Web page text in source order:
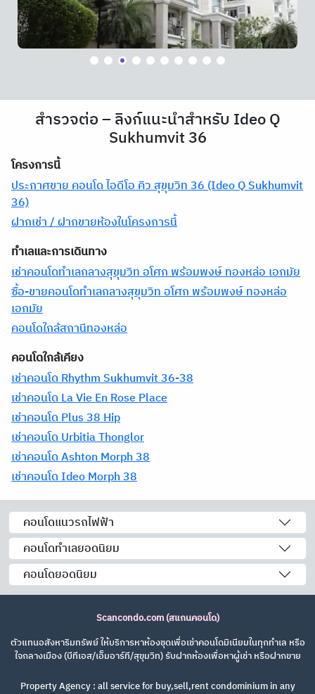
สำรวจต่อ – ลิงก์แนะนำสำหรับ Ideo Q
Sukhumvit 36
โครงการนี้
ประกาศขาย คอนโด ไอดีโอ คิว สุขุมวิท 36 (Ideo Q Sukhumvit
36)
ฝากเช่า / ฝากขายห้องในโครงการนี้
ทำเลและการเดินทาง
เช่าคอนโดทำเลกลางสุขุมวิท อโศก พร้อมพงษ์ ทองหล่อ เอกมัย
ซื้อ-ขายคอนโดทำเลกลางสุขุมวิท อโศก พร้อมพงษ์ ทองหล่อ
เอกมัย
คอนโดใกล้สถานีทองหล่อ
คอนโดใกล้เคียง
เช่าคอนโด Rhythm Sukhumvit 36-38
เช่าคอนโด La Vie En Rose Place
เช่าคอนโด Plus 38 Hip
เช่าคอนโด Urbitia Thonglor
เช่าคอนโด Ashton Morph 38
เช่าคอนโด Ideo Morph 38
คอนโดแนวรถไฟฟ้า
คอนโดทำเลยอดนิยม
คอนโดยอดนิยม
Scancondo.com (สแกนคอนโด)
ตัวแทนอสังหาริมทรัพย์ ให้บริการหาห้องชุดเพื่อเช่าคอนโดมิเนียมในทุกทำเล หรือ
ใจกลางเมือง (บีทีเอส/เอ็มอาร์ที/สุขุมวิท) รับฝากห้องเพื่อหาผู้เช่า หรือฝากขาย
Property Agency : all service for buy,sell,rent condominium in any